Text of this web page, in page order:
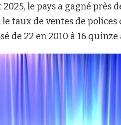
le pays a gagné près
le taux de ventes de polices
de 22 en 2010 à 16